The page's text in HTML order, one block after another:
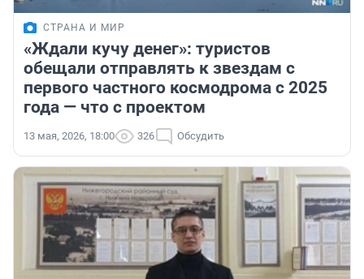
СТРАНА И МИР
«Ждали кучу денег»: туристов
обещали отправлять к звездам с
первого частного космодрома с 2025
года — что с проектом
13 мая, 2026, 18:00 326 Обсудить